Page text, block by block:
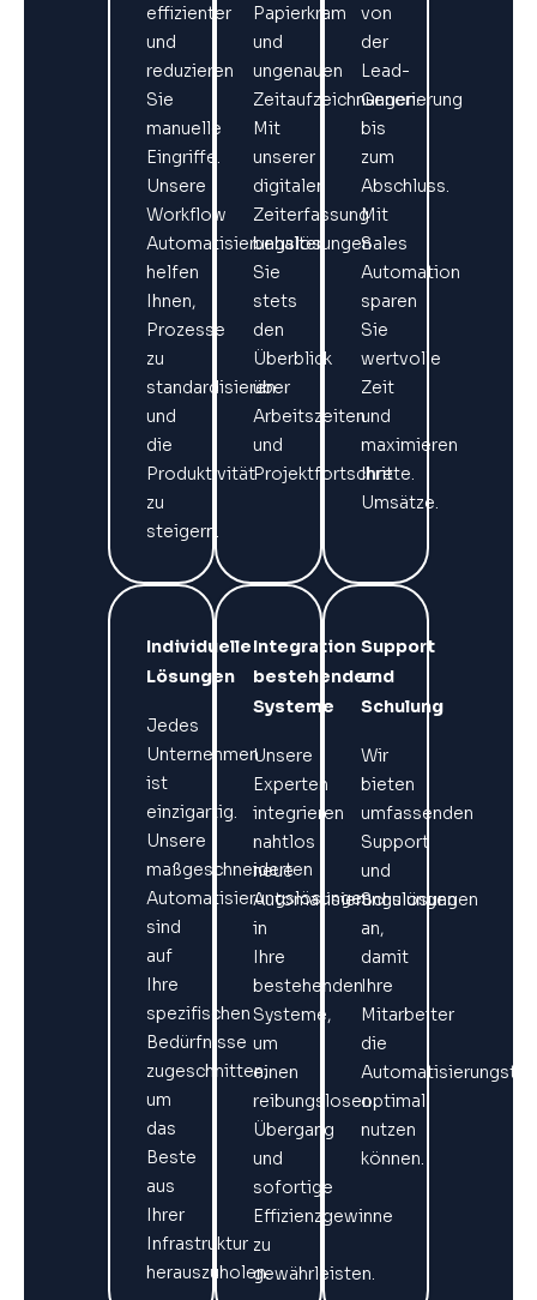
effizienter
und
reduzieren
Sie
manuelle
Eingriffe.
Unsere
Workflow
Automatisierungslösungen
helfen
Ihnen,
Prozesse
zu
standardisieren
und
die
Produktivität
zu
steigern.
Papierkram
und
ungenauen
Zeitaufzeichnungen.
Mit
unserer
digitalen
Zeiterfassung
behalten
Sie
stets
den
Überblick
über
Arbeitszeiten
und
Projektfortschritte.
von
der
Lead-
Generierung
bis
zum
Abschluss.
Mit
Sales
Automation
sparen
Sie
wertvolle
Zeit
und
maximieren
Ihre
Umsätze.
Individuelle
Lösungen
Jedes
Unternehmen
ist
einzigartig.
Unsere
maßgeschneiderten
Automatisierungslösungen
sind
auf
Ihre
spezifischen
Bedürfnisse
zugeschnitten,
um
das
Beste
aus
Ihrer
Infrastruktur
herauszuholen.
Integration
bestehender
Systeme
Unsere
Experten
integrieren
nahtlos
neue
Automatisierungslösungen
in
Ihre
bestehenden
Systeme,
um
einen
reibungslosen
Übergang
und
sofortige
Effizienzgewinne
zu
gewährleisten.
Support
und
Schulung
Wir
bieten
umfassenden
Support
und
Schulungen
an,
damit
Ihre
Mitarbeiter
die
optimal
nutzen
können.